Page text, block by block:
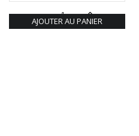
AJOUTER AU PANIER